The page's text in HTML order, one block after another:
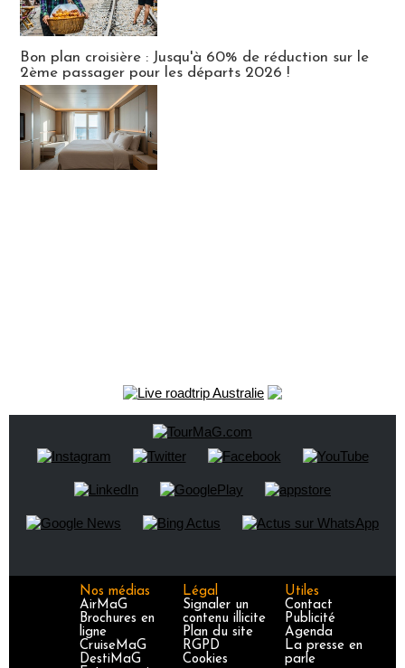
Bon plan croisière : Jusqu'à 60% de réduction sur le
2ème passager pour les départs 2026 !
Nos médias
AirMaG
Brochures en
ligne
CruiseMaG
DestiMaG
Légal
Signaler un
contenu illicite
Plan du site
RGPD
Cookies
Utiles
Contact
Publicité
Agenda
La presse en
parle